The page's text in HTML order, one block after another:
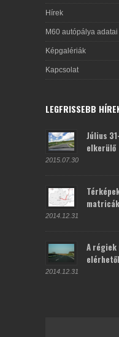
Hírek
M60 autópálya adatai
Képgalériák
Kapcsolat
LEGFRISSEBB
Július
elkerülő
2015.07.30
2014.12.31
A
2014.12.31